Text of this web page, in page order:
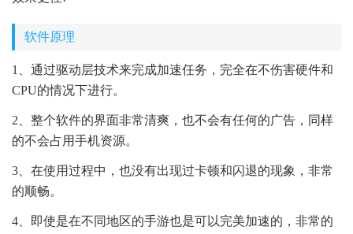
软件原理
1、通过驱动层技术来完成加速任务，完全在不伤害硬件和
CPU的情况下进行。
2、整个软件的界面非常清爽，也不会有任何的广告，同样
的不会占用手机资源。
3、在使用过程中，也没有出现过卡顿和闪退的现象，非常
的顺畅。
4、即使是在不同地区的手游也是可以完美加速的，非常的